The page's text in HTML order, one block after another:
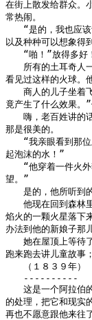
在街上散发给群众。
常热闹。
“是的，我也应该
以及种种可以想象得
“啪！”放得多好！
所有的土耳奇人一
看见过这样的火球。
商人的儿子坐着飞
竟产生了什么效果。
嗨，老百姓讲的话
那是很美的。
“我亲眼看到那位
起泡沫的水！”
“他穿着一件火外
望。”
是的，他所听到的
他现在回到森林里
焰火的一颗火星落下
办法到他的新娘子那
她在屋顶上等待了
跑来跑去讲儿童故事
（１８３９年）
----------
这是一个阿拉伯的
的处理，把它和现实
再也不愿意跟他来往